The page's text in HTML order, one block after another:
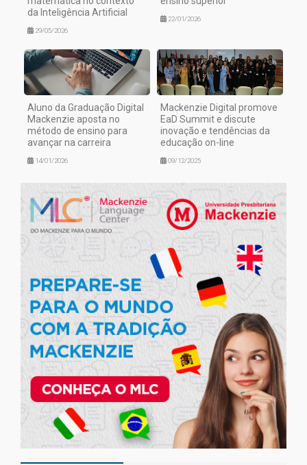
da Inteligência Artificial
29/05/2026
22/01/2026
Aluno da Graduação Digital
Mackenzie aposta no
método de ensino para
avançar na carreira
14/01/2026
Mackenzie Digital promove
EaD Summit e discute
inovação e tendências da
educação on-line
09/12/2025